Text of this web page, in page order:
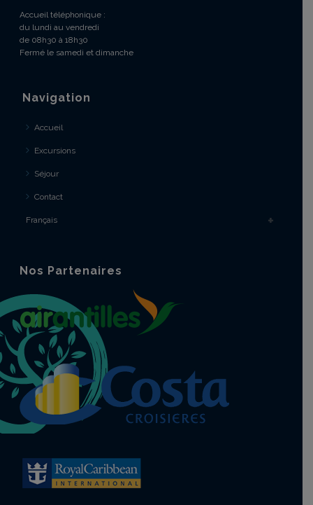
Accueil téléphonique :
du lundi au vendredi
de 08h30 à 18h30
Fermé le samedi et dimanche
Navigation
Accueil
Excursions
Séjour
Contact
Français
Nos Partenaires